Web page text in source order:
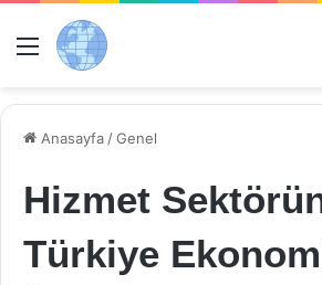
Menü
Anasayfa /Genel
Hizmet
Türkiye